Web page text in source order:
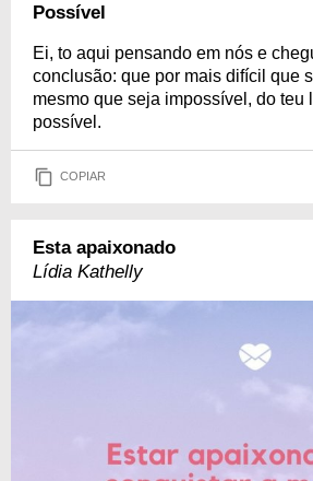
Possível
Ei, to aqui pensando em nós e
conclusão: que por mais difícil que
mesmo que seja impossível, do teu
possível.
COPIAR
Esta apaixonado
Lídia Kathelly